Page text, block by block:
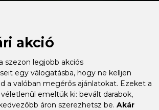
akció
szezon legjobb akciós
egy válogatásba, hogy ne kelljen
a valóban megérős ajánlatokat. Ezeket a
emeltük ki: bevált darabok,
áron szerezhetsz be. Akár